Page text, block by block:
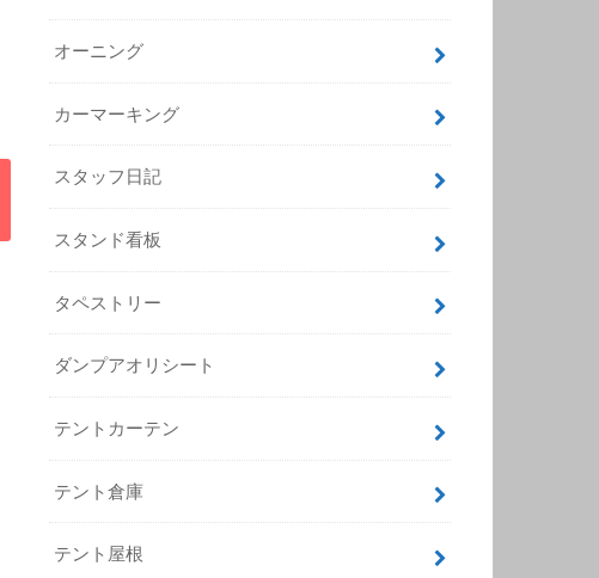
オーニング
カーマーキング
スタッフ日記
スタンド看板
タペストリー
ダンプアオリシート
テントカーテン
テント倉庫
テント屋根